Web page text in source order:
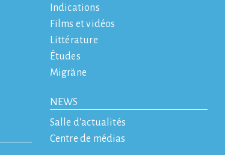
Indications
Films et vidéos
Littérature
Études
Migräne
NEWS
Salle d'actualités
Centre de médias